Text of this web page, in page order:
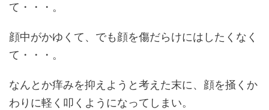
て・・・。
顔中がかゆくて、でも顔を傷だらけにはしたくなく
て・・・。
なんとか痒みを抑えようと考えた末に、顔を掻くか
わりに軽く叩くようになってしまい。